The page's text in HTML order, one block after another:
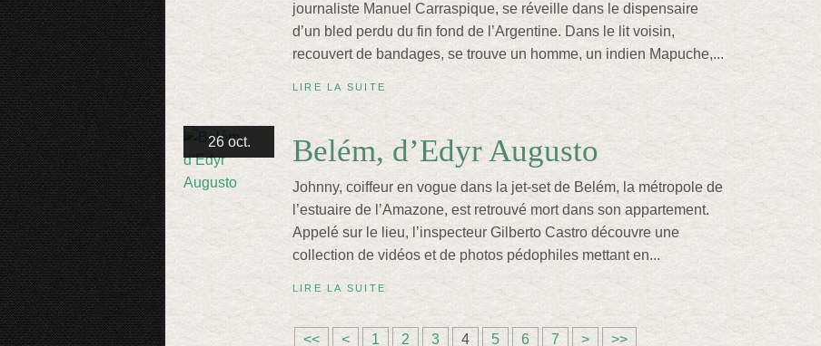
journaliste Manuel Carraspique, se réveille dans le dispensaire
d’un bled perdu du fin fond de l’Argentine. Dans le lit voisin,
recouvert de bandages, se trouve un homme, un indien Mapuche,...
LIRE LA SUITE
26 oct. Belém, d’Edyr Augusto
Johnny, coiffeur en vogue dans la jet-set de Belém, la métropole de
l’estuaire de l’Amazone, est retrouvé mort dans son appartement.
Appelé sur le lieu, l’inspecteur Gilberto Castro découvre une
collection de vidéos et de photos pédophiles mettant en...
LIRE LA SUITE
<< < 1 2 3 4 5 6 7 > >>